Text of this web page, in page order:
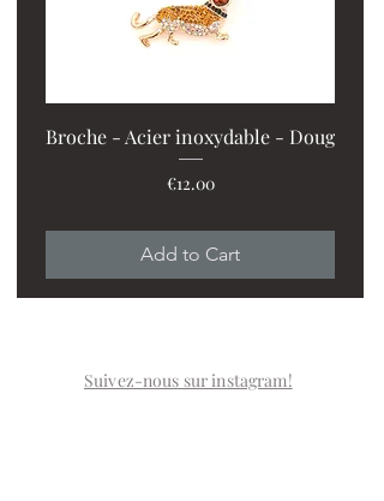
Broche - Acier inoxydable - Doug
Price
€12.00
Add to Cart
Suivez-nous sur instagram!